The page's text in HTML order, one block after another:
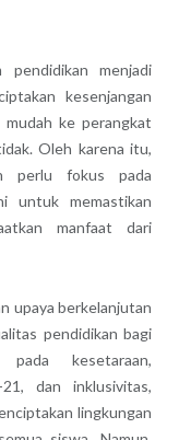
pendidikan menjadi
kesenjangan
ke perangkat
Oleh karena itu,
perlu fokus pada
untuk memastikan
manfaat dari
upaya berkelanjutan
pendidikan bagi
kesetaraan,
dan inklusivitas,
lingkungan